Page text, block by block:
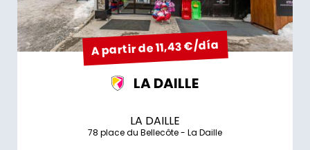
A partir de 11,43 €/día
LA DAILLE
LA DAILLE
78 place du Bellecôte - La Daille